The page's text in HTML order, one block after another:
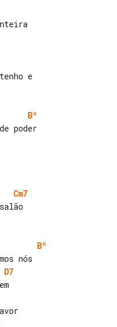
Bº
Cm7
Bº
D7